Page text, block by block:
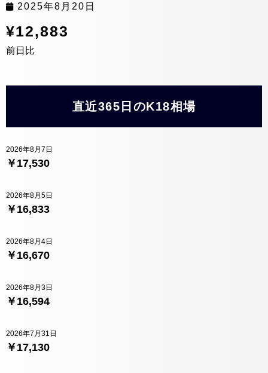
2025年8月20日
¥12,883
前日比
直近365日のK18相場
￥17,530
2026年8月7日
￥16,833
2026年8月5日
￥16,670
2026年8月4日
￥16,594
2026年8月3日
￥17,130
2026年7月31日